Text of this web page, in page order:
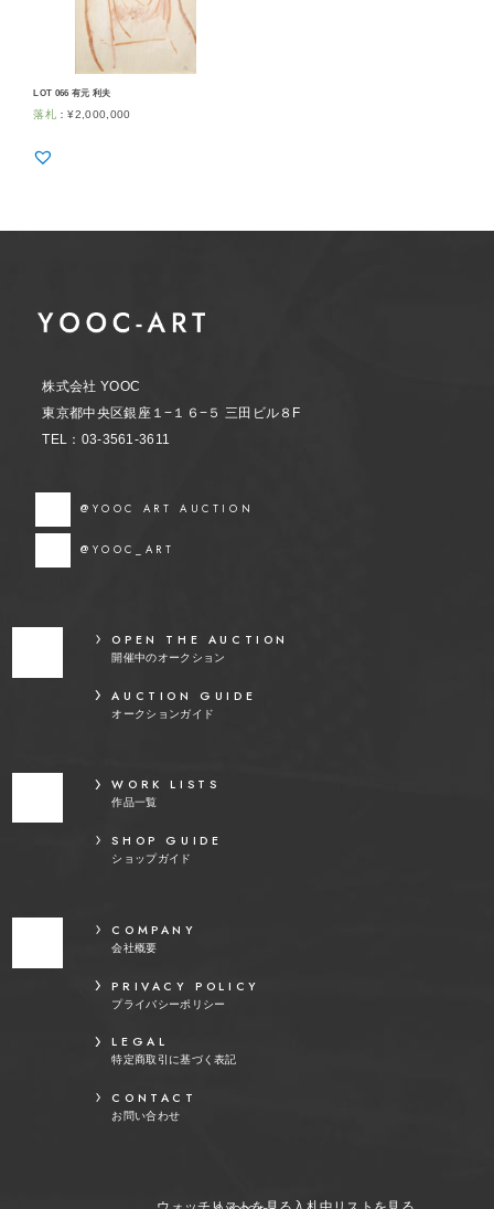
LOT 066 有元 利夫
落札 ：¥2,000,000
株式会社 YOOC
東京都中央区銀座１−１６−５ 三田ビル８F
TEL：03-3561-3611
@YOOC ART AUCTION
@YOOC_ART
OPEN THE AUCTION
開催中のオークション
AUCTION GUIDE
オークションガイド
WORK LISTS
作品一覧
SHOP GUIDE
ショップガイド
COMPANY
会社概要
PRIVACY POLICY
プライバシーポリシー
LEGAL
特定商取引に基づく表記
CONTACT
お問い合わせ